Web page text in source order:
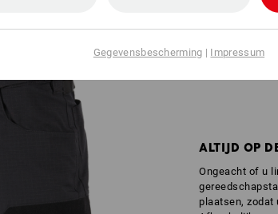
ALTIJD OP
Ongeacht of u
plaatsen,
Gegevensbescherming | Impressum